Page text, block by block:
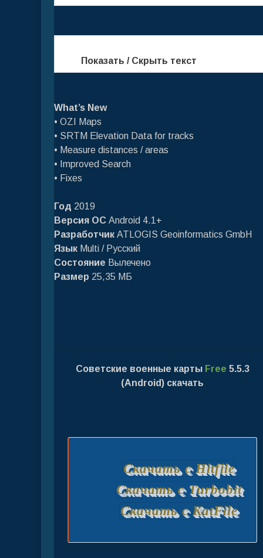
Показать / Скрыть текст
What’s New
• OZI Maps
• SRTM Elevation Data for tracks
• Measure distances / areas
• Improved Search
• Fixes
Год 2019
Версия ОС Android 4.1+
Разработчик ATLOGIS Geoinformatics GmbH
Язык Multi / Русский
Состояние Вылечено
Размер 25,35 МБ
Советские военные карты Free 5.5.3
(Android) скачать
Скачать с Hitfile
Скачать с Turbobit
Скачать с KatFile